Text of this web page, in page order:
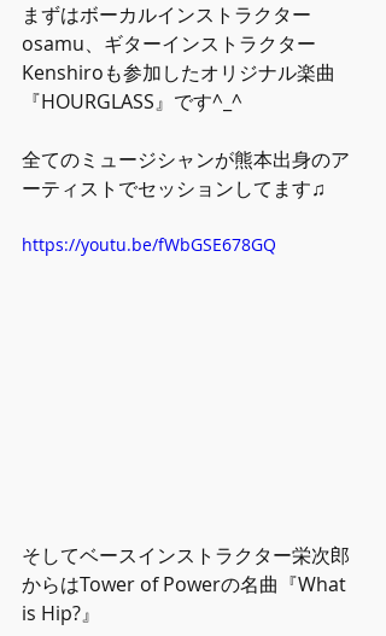
まずはボーカルインストラクター
osamu、ギターインストラクター
Kenshiroも参加したオリジナル楽曲
『HOURGLASS』です^_^
全てのミュージシャンが熊本出身のア
ーティストでセッションしてます♫
https://youtu.be/fWbGSE678GQ
そしてベースインストラクター栄次郎
からはTower of Powerの名曲『What
is Hip?』